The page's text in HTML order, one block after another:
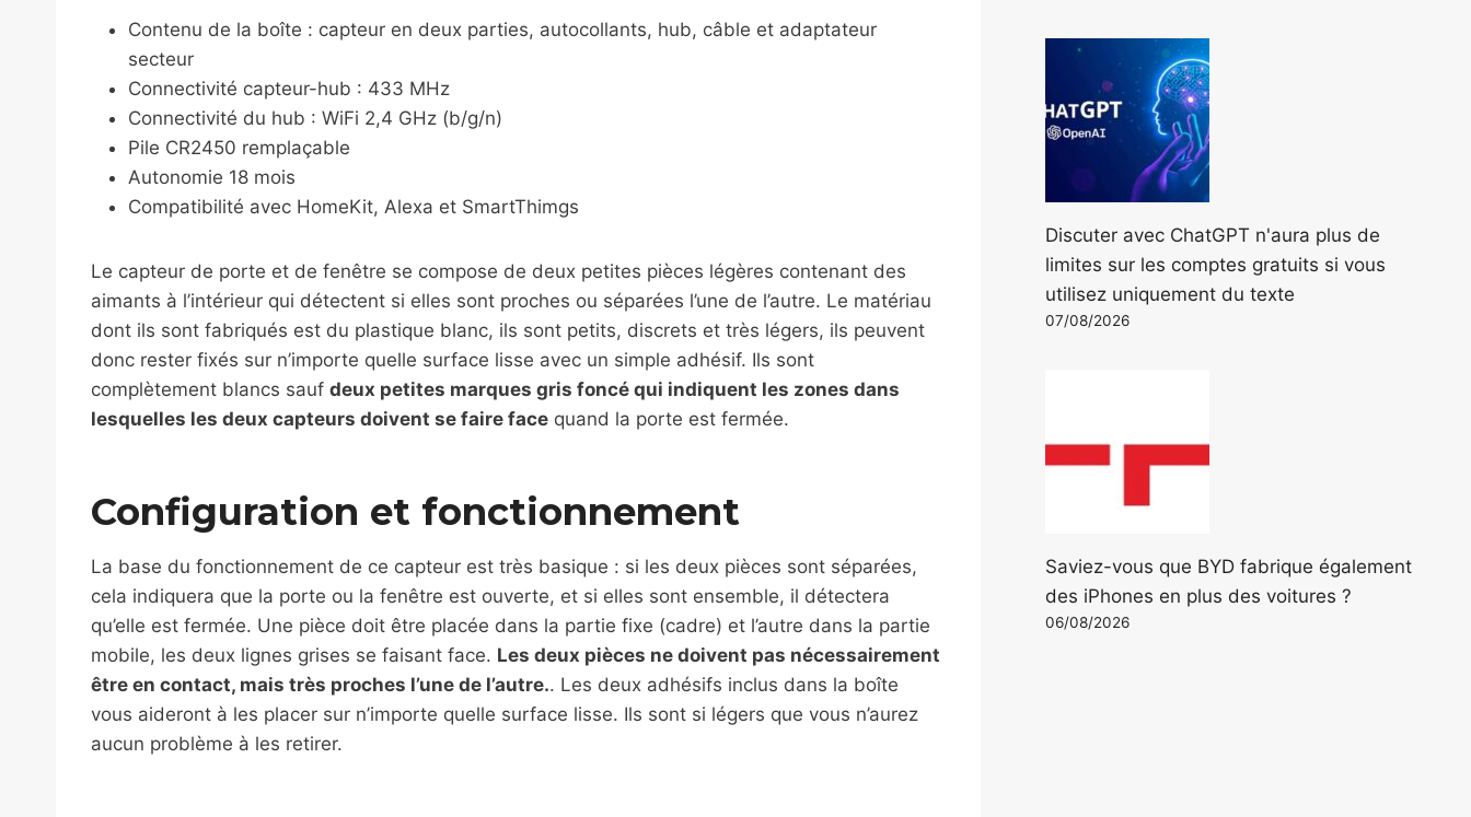
Contenu de la boîte : capteur en deux parties, autocollants, hub, câble et adaptateur
secteur
Connectivité capteur-hub : 433 MHz
Connectivité du hub : WiFi 2,4 GHz (b/g/n)
Pile CR2450 remplaçable
Autonomie 18 mois
Compatibilité avec HomeKit, Alexa et SmartThimgs
Le capteur de porte et de fenêtre se compose de deux petites pièces légères contenant des
aimants à l’intérieur qui détectent si elles sont proches ou séparées l’une de l’autre. Le matériau
dont ils sont fabriqués est du plastique blanc, ils sont petits, discrets et très légers, ils peuvent
donc rester fixés sur n’importe quelle surface lisse avec un simple adhésif. Ils sont
complètement blancs sauf deux petites marques gris foncé qui indiquent les zones dans
lesquelles les deux capteurs doivent se faire face quand la porte est fermée.
Configuration et fonctionnement
La base du fonctionnement de ce capteur est très basique : si les deux pièces sont séparées,
cela indiquera que la porte ou la fenêtre est ouverte, et si elles sont ensemble, il détectera
qu’elle est fermée. Une pièce doit être placée dans la partie fixe (cadre) et l’autre dans la partie
mobile, les deux lignes grises se faisant face. Les deux pièces ne doivent pas nécessairement
être en contact, mais très proches l’une de l’autre.. Les deux adhésifs inclus dans la boîte
vous aideront à les placer sur n’importe quelle surface lisse. Ils sont si légers que vous n’aurez
aucun problème à les retirer.
Discuter avec ChatGPT n'aura plus de
limites sur les comptes gratuits si vous
utilisez uniquement du texte
07/08/2026
Saviez-vous que BYD fabrique également
des iPhones en plus des voitures ?
06/08/2026